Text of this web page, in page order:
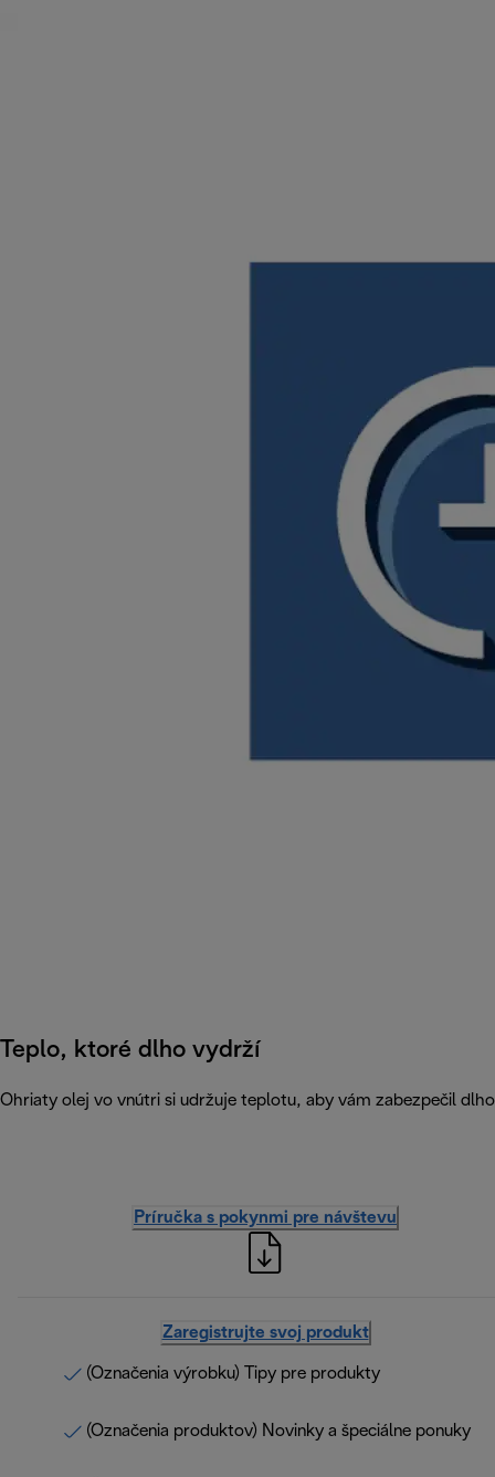
Teplo, ktoré dlho vydrží
Ohriaty olej vo vnútri si udržuje teplotu, aby vám zabezpečil
Príručka s pokynmi pre návštevu
Zaregistrujte svoj produkt
(Označenia výrobku) Tipy pre produkty
(Označenia produktov) Novinky a špeciálne ponuky